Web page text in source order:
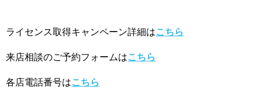
ライセンス取得キャンペーン詳細はこちら
来店相談のご予約フォームはこちら
各店電話番号はこちら